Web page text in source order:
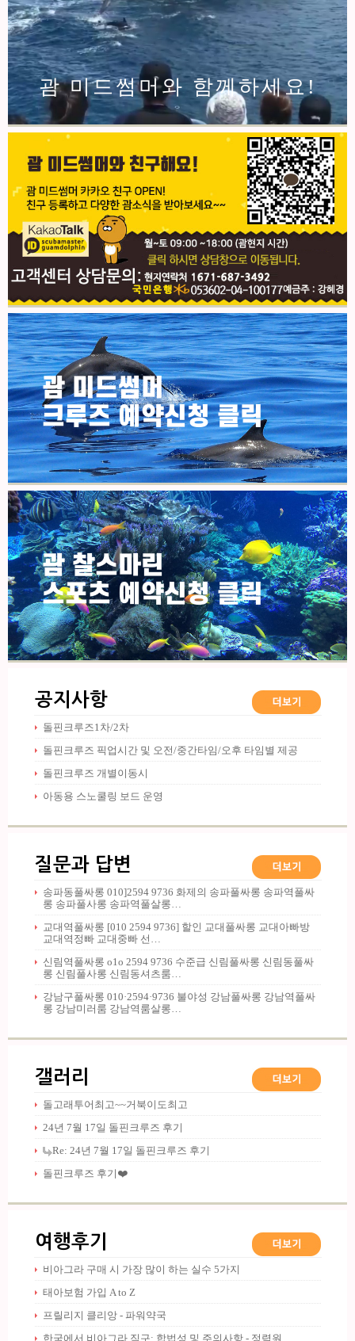
괌 미드썸머와 함께하세요!
괌 미드썸머
크루즈 예약신청 클릭
괌 찰스마린
스포츠 예약신청 클릭
공지사항
돌핀크루즈1차/2차
돌핀크루즈 픽업시간 및 오전/중간타임/오후 타임별 제공
돌핀크루즈 개별이동시
아동용 스노쿨링 보드 운영
질문과 답변
송파동풀싸롱 010]2594 9736 화제의 송파풀싸롱 송파역풀싸
롱 송파풀사롱 송파역풀살롱…
교대역풀싸롱 [010 2594 9736] 할인 교대풀싸롱 교대아빠방
교대역정빠 교대중빠 선…
신림역풀싸롱 o1o 2594 9736 수준급 신림풀싸롱 신림동풀싸
롱 신림풀사롱 신림동셔츠룸…
강남구풀싸롱 010·2594·9736 불야성 강남풀싸롱 강남역풀싸
롱 강남미러룸 강남역룸살롱…
갤러리
돌고래투어최고~~거북이도최고
24년 7월 17일 돌핀크루즈 후기
Re: 24년 7월 17일 돌핀크루즈 후기
돌핀크루즈 후기❤️
여행후기
비아그라 구매 시 가장 많이 하는 실수 5가지
태아보험 가입 A to Z
프릴리지 클리앙 - 파워약국
한국에서 비아그라 직구: 합법성 및 주의사항 - 정력원